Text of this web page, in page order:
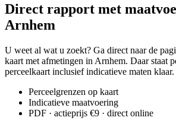
Direct rapport met
Arnhem
U weet al wat u zoekt? Ga direct naar de
kaart met afmetingen in Arnhem. Daar staat
perceelkaart inclusief indicatieve maten klaar.
Perceelgrenzen op kaart
Indicatieve maatvoering
PDF · actieprijs €9 · direct online